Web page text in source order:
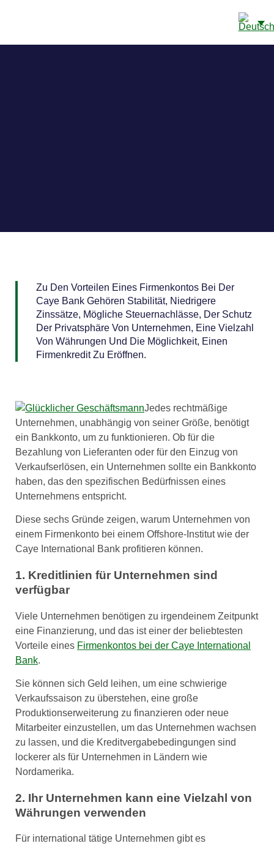
Zu Den Vorteilen Eines Firmenkontos Bei Der
Caye Bank Gehören Stabilität, Niedrigere
Zinssätze, Mögliche Steuernachlässe, Der Schutz
Der Privatsphäre Von Unternehmen, Eine Vielzahl
Von Währungen Und Die Möglichkeit, Einen
Firmenkredit Zu Eröffnen.
Jedes rechtmäßige
Unternehmen, unabhängig von seiner Größe, benötigt
ein Bankkonto, um zu funktionieren. Ob für die
Bezahlung von Lieferanten oder für den Einzug von
Verkaufserlösen, ein Unternehmen sollte ein Bankkonto
haben, das den spezifischen Bedürfnissen eines
Unternehmens entspricht.
Diese sechs Gründe zeigen, warum Unternehmen von
einem Firmenkonto bei einem Offshore-Institut wie der
Caye International Bank profitieren können.
1. Kreditlinien für Unternehmen sind
verfügbar
Viele Unternehmen benötigen zu irgendeinem Zeitpunkt
eine Finanzierung, und das ist einer der beliebtesten
Vorteile eines Firmenkontos bei der Caye International
Bank.
Sie können sich Geld leihen, um eine schwierige
Verkaufssaison zu überstehen, eine große
Produktionserweiterung zu finanzieren oder neue
Mitarbeiter einzustellen, um das Unternehmen wachsen
zu lassen, und die Kreditvergabebedingungen sind
lockerer als für Unternehmen in Ländern wie
Nordamerika.
2. Ihr Unternehmen kann eine Vielzahl von
Währungen verwenden
Für international tätige Unternehmen gibt es